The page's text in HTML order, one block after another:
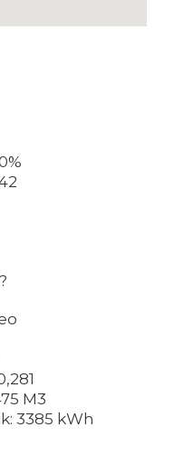
M3
3385 kWh